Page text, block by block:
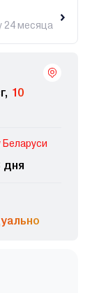
24 месяца
10
дня